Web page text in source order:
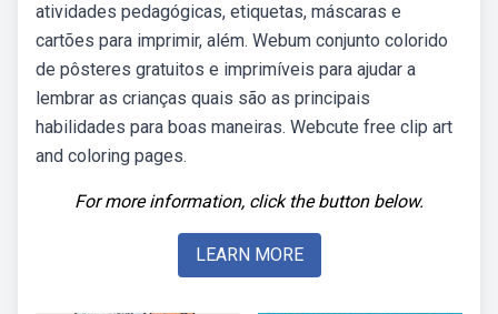
atividades pedagógicas, etiquetas, máscaras e
cartões para imprimir, além. Webum conjunto colorido
de pôsteres gratuitos e imprimíveis para ajudar a
lembrar as crianças quais são as principais
habilidades para boas maneiras. Webcute free clip art
and coloring pages.
For more information, click the button below.
LEARN MORE